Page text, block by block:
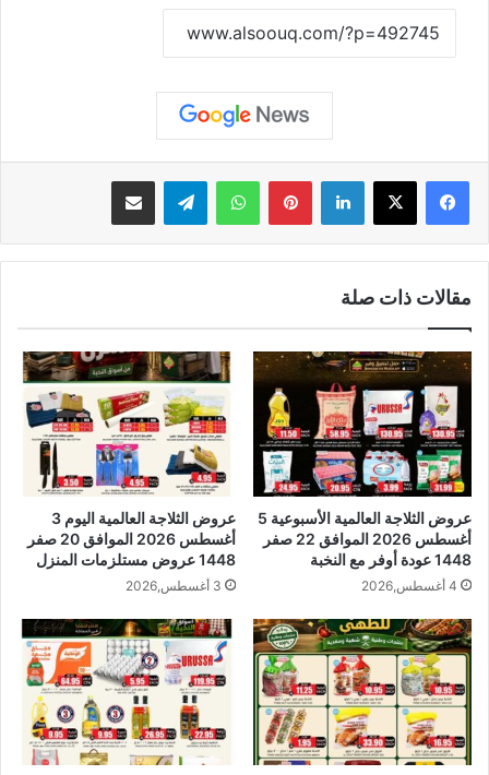
لينكدإن بينتيريستواتساب تيلقرام مشاركة عبر البريد
مقالات ذات صلة
عروض الثلاجة العالمية الأسبوعية 5
أغسطس 2026 الموافق 22 صفر
1448 عودة أوفر مع النخبة
4 أغسطس,2026
عروض الثلاجة العالمية اليوم 3
أغسطس 2026 الموافق 20 صفر
1448 عروض مستلزمات المنزل
3 أغسطس,2026